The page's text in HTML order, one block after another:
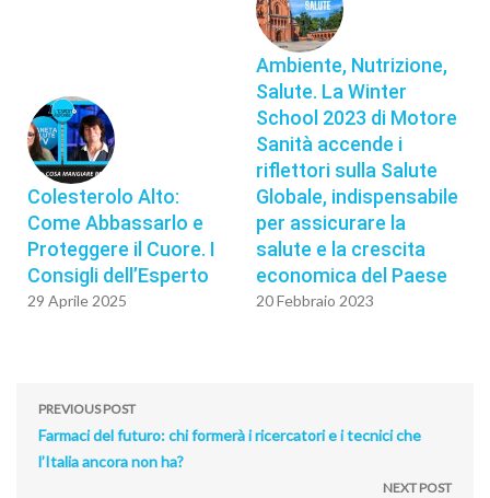
Colesterolo Alto:
Come Abbassarlo e
Proteggere il Cuore. I
Consigli dell’Esperto
29 Aprile 2025
Ambiente, Nutrizione,
Salute. La Winter
School 2023 di Motore
Sanità accende i
riflettori sulla Salute
Globale, indispensabile
per assicurare la
salute e la crescita
economica del Paese
20 Febbraio 2023
PREVIOUS POST
Farmaci del futuro: chi formerà i ricercatori e i tecnici che
l’Italia ancora non ha?
NEXT POST